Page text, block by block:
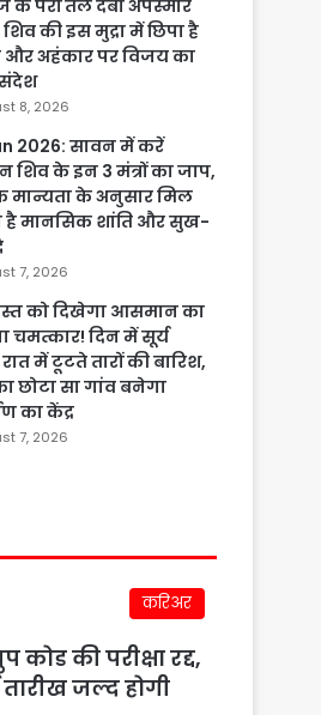
के पैरों तले दबा अपस्मार
की इस मुद्रा में छिपा है
और अहंकार पर विजय का
8, 2026
2026: सावन में करें
शिव के इन 3 मंत्रों का जाप,
मान्यता के अनुसार मिल
है मानसिक शांति और सुख-
7, 2026
को दिखेगा आसमान का
चमत्कार! दिन में सूर्य
में टूटते तारों की बारिश,
छोटा सा गांव बनेगा
का केंद्र
7, 2026
करिअर
कोड की परीक्षा रद्द,
जल्द होगी